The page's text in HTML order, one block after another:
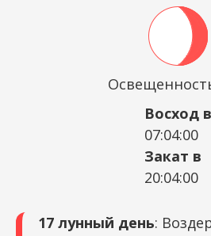
Восход в
07:04:00
Закат в
20:04:00
17 лунный день: